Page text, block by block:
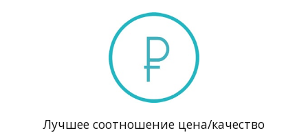
Лучшее соотношение цена/качество